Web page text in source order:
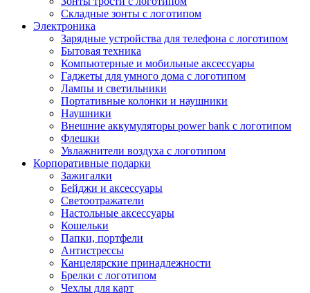
Складные зонты с логотипом
Электроника
Зарядные устройства для телефона с логотипом
Бытовая техника
Компьютерные и мобильные аксессуары
Гаджеты для умного дома с логотипом
Лампы и светильники
Портативные колонки и наушники
Наушники
Внешние аккумуляторы power bank с логотипом
Флешки
Увлажнители воздуха с логотипом
Корпоративные подарки
Зажигалки
Бейджи и аксессуары
Светоотражатели
Настольные аксессуары
Кошельки
Папки, портфели
Антистрессы
Канцелярские принадлежности
Брелки с логотипом
Чехлы для карт